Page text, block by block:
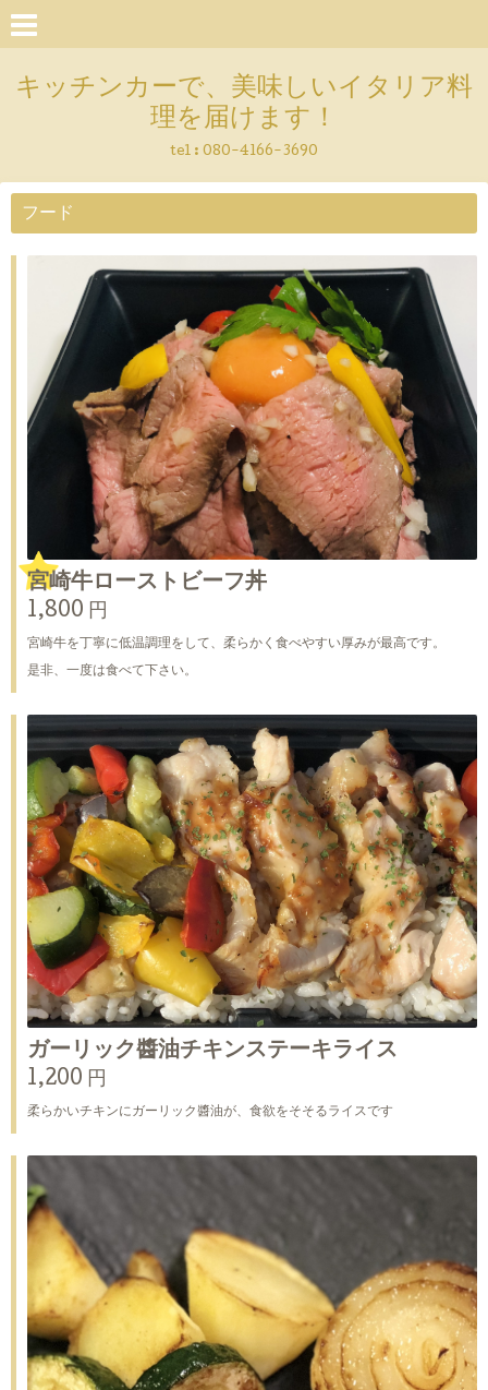
キッチンカーで、美味しいイタリア料
理を届けます！
tel : 080-4166-3690
フード
宮崎牛ローストビーフ丼
1,800 円
宮崎牛を丁寧に低温調理をして、柔らかく食べやすい厚みが最高です。
是非、一度は食べて下さい。
ガーリック醬油チキンステーキライス
1,200 円
柔らかいチキンにガーリック醬油が、食欲をそそるライスです